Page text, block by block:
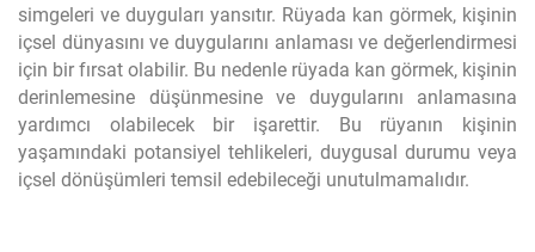
simgeleri ve duyguları yansıtır. Rüyada kan görmek, kişinin
içsel dünyasını ve duygularını anlaması ve değerlendirmesi
için bir fırsat olabilir. Bu nedenle rüyada kan görmek, kişinin
derinlemesine düşünmesine ve duygularını anlamasına
yardımcı olabilecek bir işarettir. Bu rüyanın kişinin
yaşamındaki potansiyel tehlikeleri, duygusal durumu veya
içsel dönüşümleri temsil edebileceği unutulmamalıdır.